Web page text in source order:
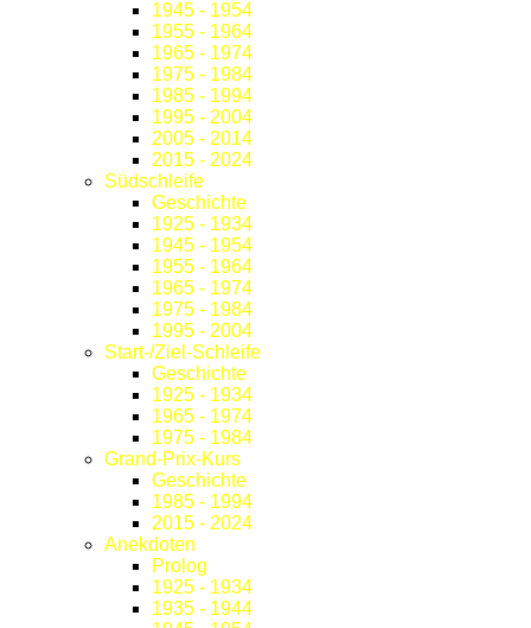
1945 - 1954
1955 - 1964
1965 - 1974
1975 - 1984
1985 - 1994
1995 - 2004
2005 - 2014
2015 - 2024
Südschleife
Geschichte
1925 - 1934
1945 - 1954
1955 - 1964
1965 - 1974
1975 - 1984
1995 - 2004
Start-/Ziel-Schleife
Geschichte
1925 - 1934
1965 - 1974
1975 - 1984
Grand-Prix-Kurs
Geschichte
1985 - 1994
2015 - 2024
Anekdoten
Prolog
1925 - 1934
1935 - 1944